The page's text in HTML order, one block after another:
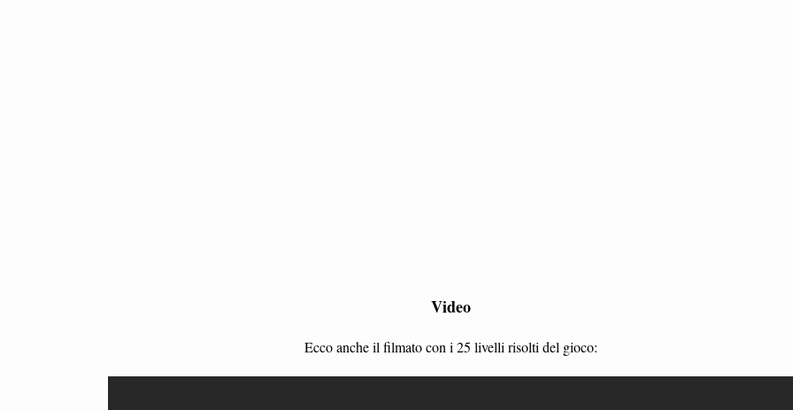
Video
Ecco anche il filmato con i 25 livelli risolti del gioco: